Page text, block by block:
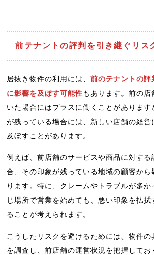
前テナントの評判を引き継ぐリス
居抜き物件の利用には、前のテナントの評
に影響を及ぼす可能性もあります。前の
いた場合にはプラスに働くことがあります
が残っている場合には、新しい店舗の経営
及ぼすことがあります。
例えば、前店舗のサービスや商品に対する
合、その印象が残っている地域の顧客から
ります。特に、クレームやトラブルが多か
じ場所で営業を始めても、悪い印象を払
ることが考えられます。
こうしたリスクを避けるためには、物件の
を調査し、前店舗の運営状況を把握してお